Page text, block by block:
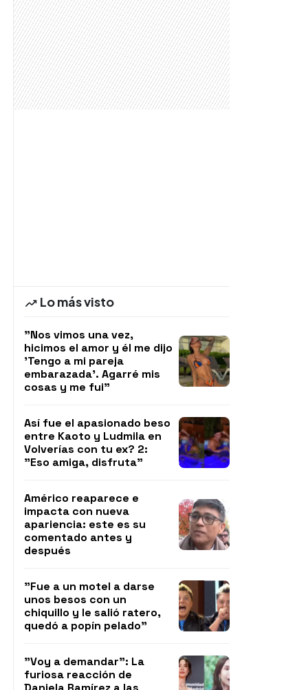
Lo más visto
"Nos vimos una vez,
hicimos el amor y él me dijo
'Tengo a mi pareja
embarazada'. Agarré mis
cosas y me fui"
Así fue el apasionado beso
entre Kaoto y Ludmila en
Volverías con tu ex? 2:
"Eso amiga, disfruta"
Américo reaparece e
impacta con nueva
apariencia: este es su
comentado antes y
después
"Fue a un motel a darse
unos besos con un
chiquillo y le salió ratero,
quedó a popín pelado"
"Voy a demandar": La
furiosa reacción de